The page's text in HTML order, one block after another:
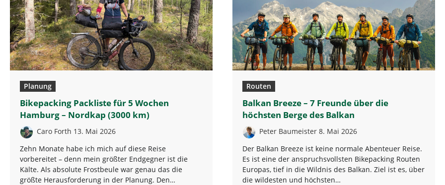
Planung
Bikepacking Packliste für 5 Wochen
Hamburg – Nordkap (3000 km)
Caro Forth 13. Mai 2026
Zehn Monate habe ich mich auf diese Reise
vorbereitet – denn mein größter Endgegner ist die
Kälte. Als absolute Frostbeule war genau das die
größte Herausforderung in der Planung. Den…
Routen
Balkan Breeze – 7 Freunde über die
höchsten Berge des Balkan
Peter Baumeister 8. Mai 2026
Der Balkan Breeze ist keine normale Abenteuer Reise.
Es ist eine der anspruchsvollsten Bikepacking Routen
Europas, tief in die Wildnis des Balkan. Ziel ist es, über
die wildesten und höchsten…